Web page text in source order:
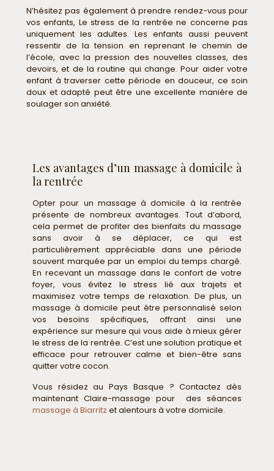
N’hésitez pas également à prendre rendez-vous pour
vos enfants, Le stress de la rentrée ne concerne pas
uniquement les adultes. Les enfants aussi peuvent
ressentir de la tension en reprenant le chemin de
l’école, avec la pression des nouvelles classes, des
devoirs, et de la routine qui change. Pour aider votre
enfant à traverser cette période en douceur, ce soin
doux et adapté peut être une excellente manière de
soulager son anxiété.
Les avantages d’un massage à domicile à
la rentrée
Opter pour un massage à domicile à la rentrée
présente de nombreux avantages. Tout d’abord,
cela permet de profiter des bienfaits du massage
sans avoir à se déplacer, ce qui est
particulièrement appréciable dans une période
souvent marquée par un emploi du temps chargé.
En recevant un massage dans le confort de votre
foyer, vous évitez le stress lié aux trajets et
maximisez votre temps de relaxation. De plus, un
massage à domicile peut être personnalisé selon
vos besoins spécifiques, offrant ainsi une
expérience sur mesure qui vous aide à mieux gérer
le stress de la rentrée. C’est une solution pratique et
efficace pour retrouver calme et bien-être sans
quitter votre cocon.
Vous résidez au Pays Basque ? Contactez dès
maintenant Claire-massage pour des séances
massage à Biarritz et alentours à votre domicile.